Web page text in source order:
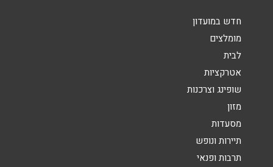
חדש במועדון
מומלצים
לבית
אטרקציות
שופינג וצרכנות
מזון
מסעדות
תיירות ונופש
תרבות ופנאי